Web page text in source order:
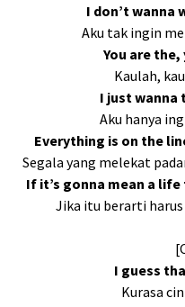
I don’t wanna
Aku tak ingin
You are
Kaulah,
I just wanna
Aku hanya
Everything is on the
Segala yang melekat
If it’s gonna mean a
Jika itu berarti
I guess
Kurasa